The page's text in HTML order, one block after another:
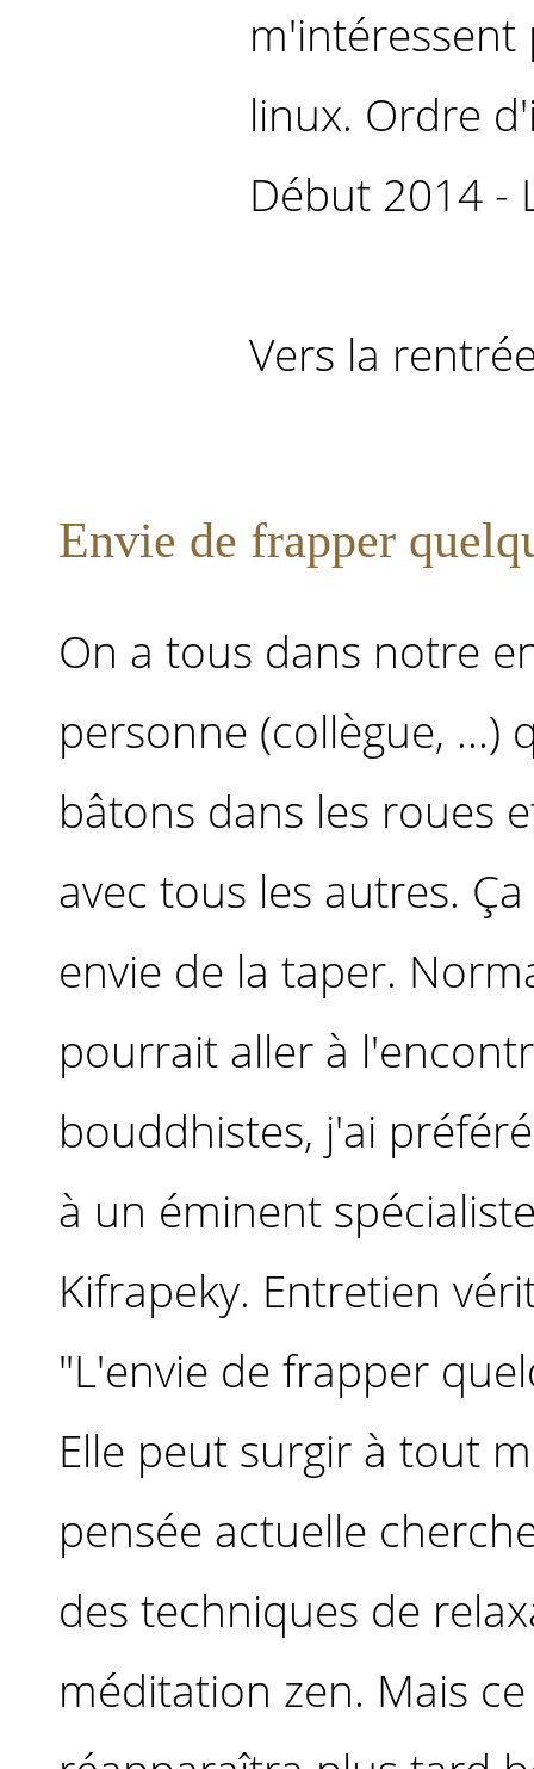
m'intéressent
linux. Ordre
Début 2014 -
Vers la
Envie de frapper
On a tous dans notre
personne (collègue, ...)
bâtons dans les roues
avec tous les autres.
envie de la taper.
pourrait aller à
bouddhistes, j'ai
à un éminent
Kifrapeky. Entretien
"L'envie de frapper
Elle peut surgir à tout
pensée actuelle
des techniques de
méditation zen. Mais